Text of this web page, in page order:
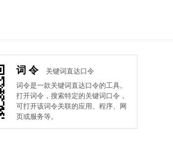
词令
关键词直达口令
词令是一款关键词直达口令的工具。
打开词令，搜索特定的关键词口令，
可打开该词令关联的应用、程序、网
页或服务等。